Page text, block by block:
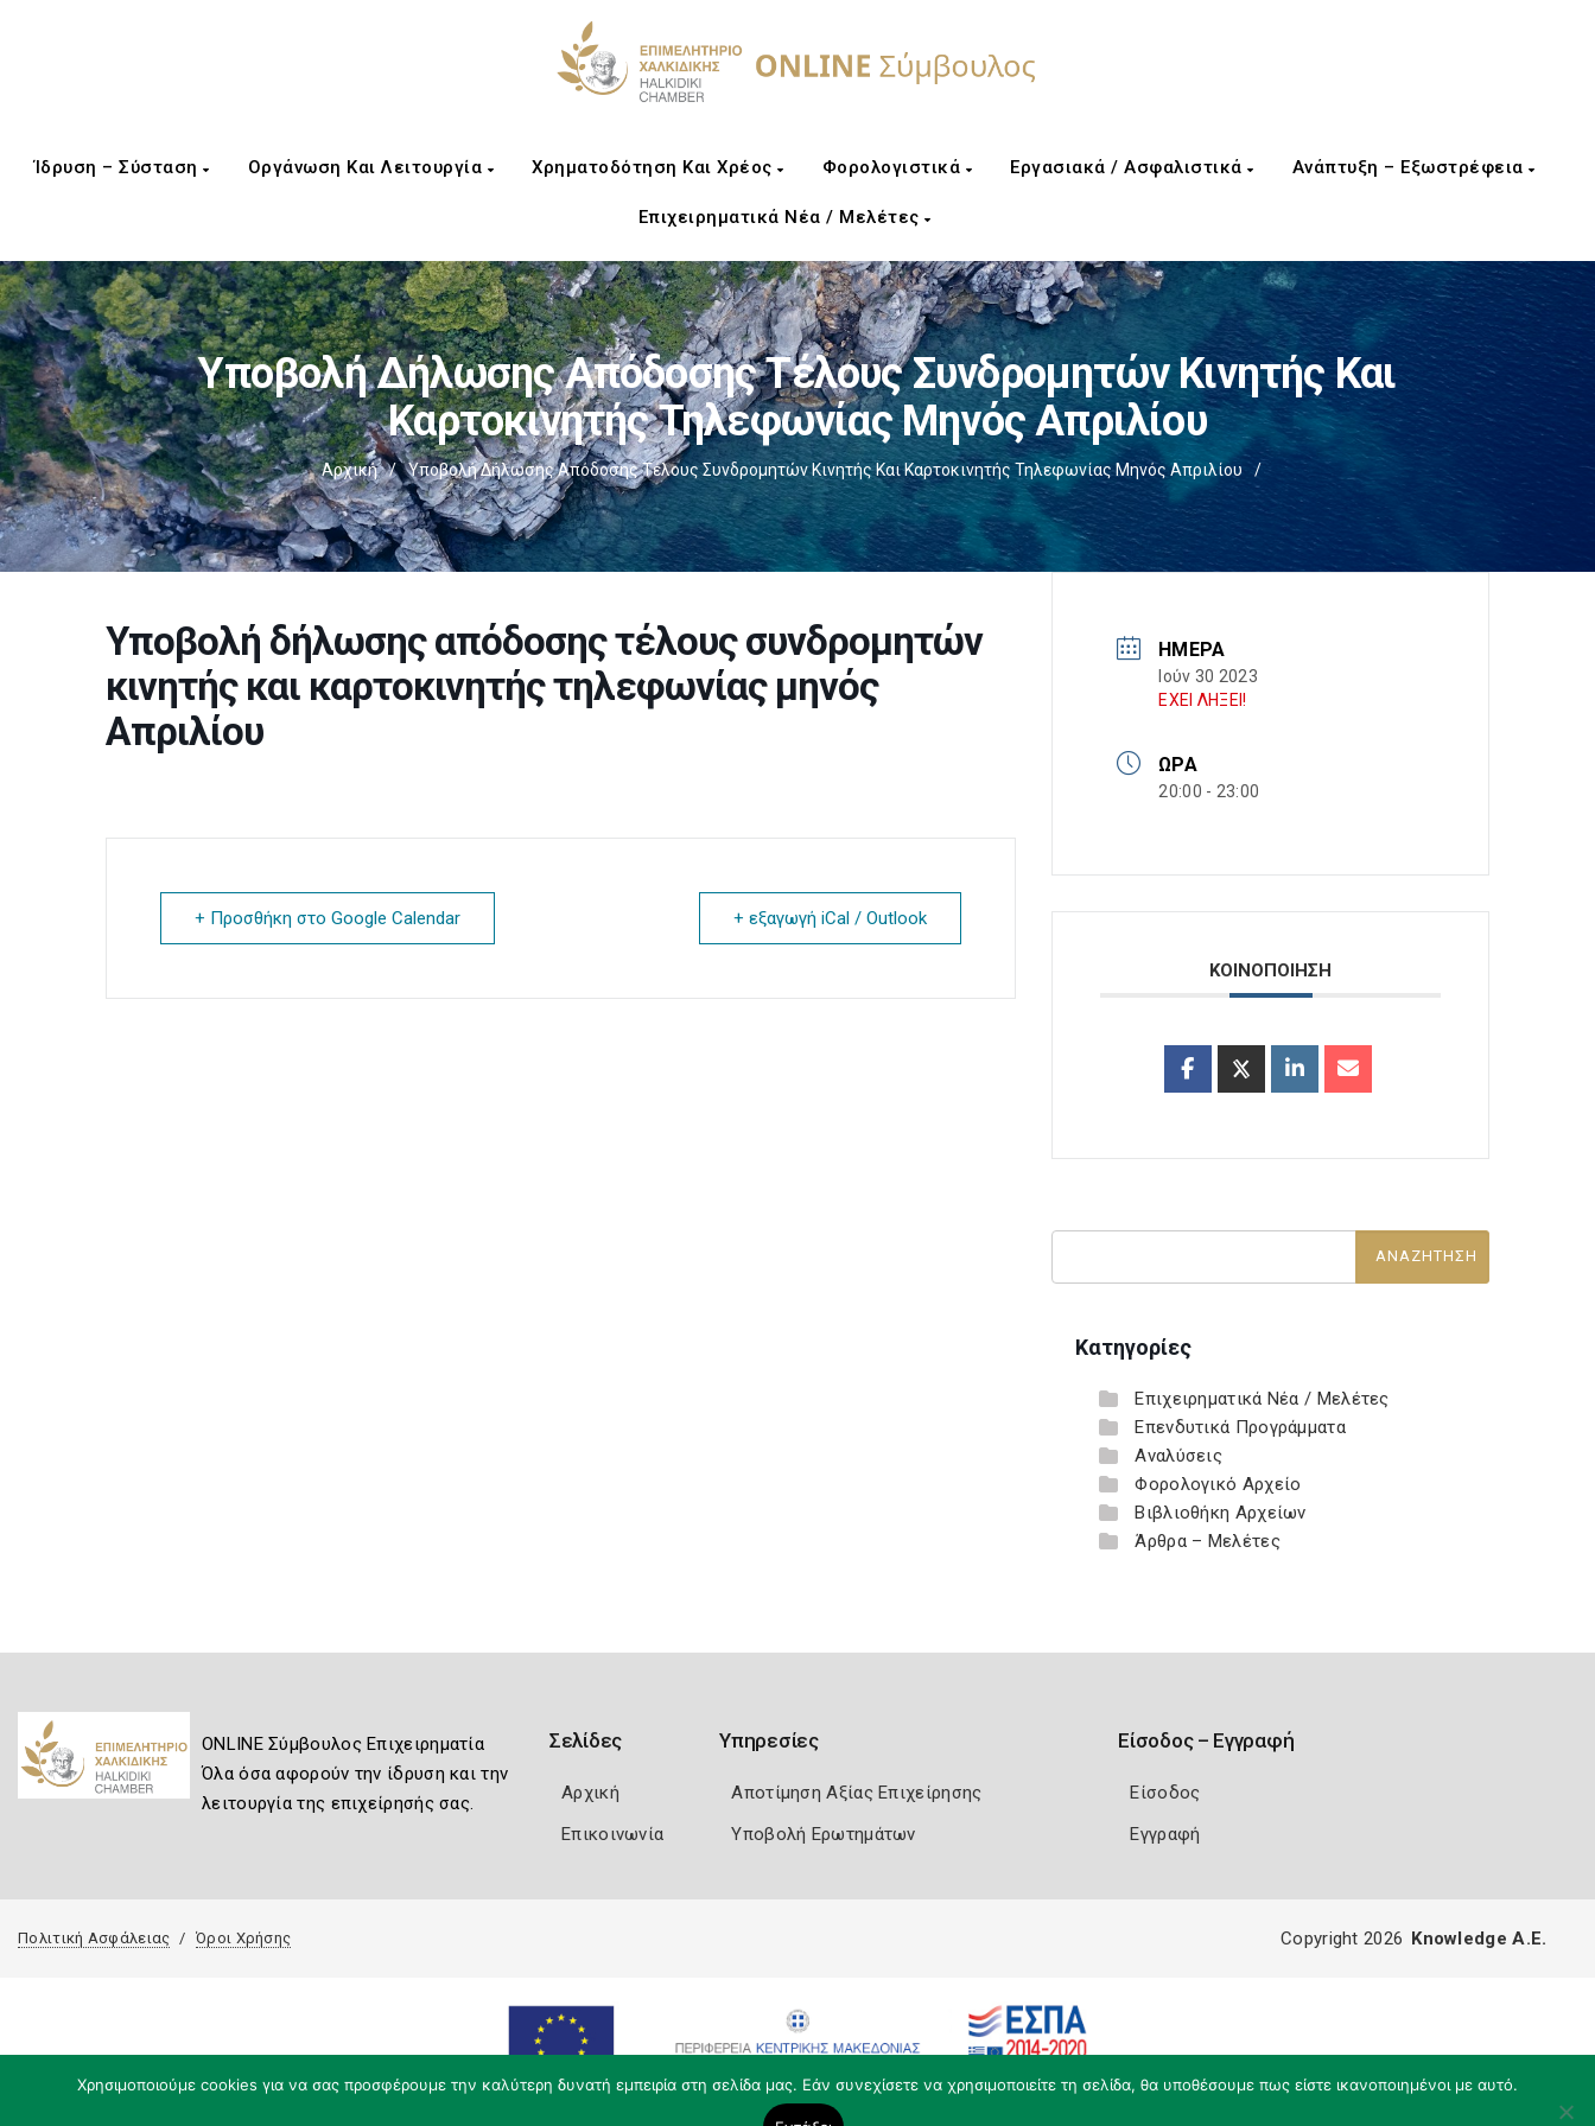
Ίδρυση – Σύσταση Οργάνωση Και Λειτουργία Χρηματοδότηση Και Χρέος Φορολογιστικά Εργασιακά / Ασφαλιστικά Ανάπτυξη – Εξωστρέφεια
Επιχειρηματικά Νέα / Μελέτες
Υποβολή Δήλωσης Απόδοσης Τέλους Συνδρομητών Κινητής Και
Καρτοκινητής Τηλεφωνίας Μηνός Απριλίου
Αρχική / Υποβολή Δήλωσης Απόδοσης Τέλους Συνδρομητών Κινητής Και Καρτοκινητής Τηλεφωνίας Μηνός Απριλίου /
Υποβολή δήλωσης απόδοσης τέλους συνδρομητών
κινητής και καρτοκινητής τηλεφωνίας μηνός
Απριλίου
+ Προσθήκη στο Google Calendar + εξαγωγή iCal / Outlook
ΗΜΈΡΑ
Ιούν 30 2023
ΕΧΕΙ ΛΗΞΕΙ!
ΏΡΑ
20:00 - 23:00
ΚΟΙΝΟΠΟΙΗΣΗ
Κατηγορίες
Επιχειρηματικά Νέα / Μελέτες
Επενδυτικά Προγράμματα
Αναλύσεις
Φορολογικό Αρχείο
Βιβλιοθήκη Αρχείων
Άρθρα – Μελέτες
ONLINE Σύμβουλος Επιχειρηματία
Όλα όσα αφορούν την ίδρυση και την
λειτουργία της επιχείρησής σας.
Σελίδες
Αρχική
Επικοινωνία
Υπηρεσίες
Αποτίμηση Αξίας Επιχείρησης
Υποβολή Ερωτημάτων
Είσοδος – Εγγραφή
Είσοδος
Εγγραφή
Πολιτική Ασφάλειας Όροι Χρήσης
Χρησιμοποιούμε cookies για να σας προσφέρουμε την καλύτερη δυνατή εμπειρία στη σελίδα μας. Εάν συνεχίσετε να χρησιμοποιείτε τη σελίδα, θα υποθέσουμε πως είστε ικανοποιημένοι με αυτό.
Copyright 2026 Knowledge A.E.